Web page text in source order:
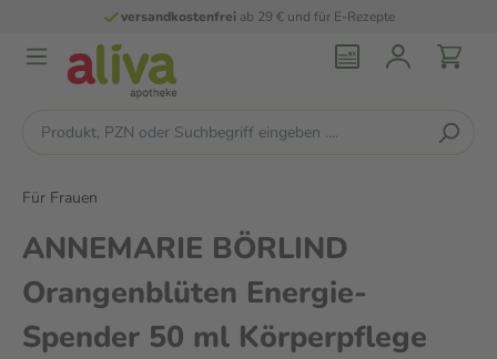
versandkostenfreiab 29 € und für E-Rezepte
Für Frauen
ANNEMARIE BÖRLIND
Orangenblüten Energie-
Spender 50 ml Körperpflege